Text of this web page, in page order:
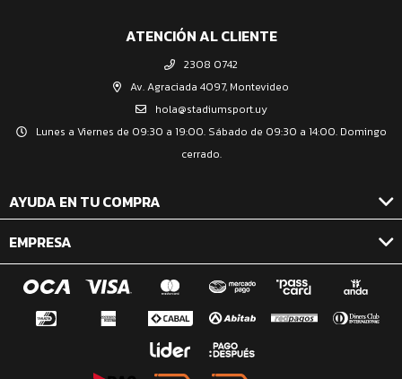
ATENCIÓN AL CLIENTE
2308 0742
Av. Agraciada 4097, Montevideo
hola@stadiumsport.uy
Lunes a Viernes de 09:30 a 19:00. Sábado de 09:30 a 14:00. Domingo
cerrado.
AYUDA EN TU COMPRA
EMPRESA